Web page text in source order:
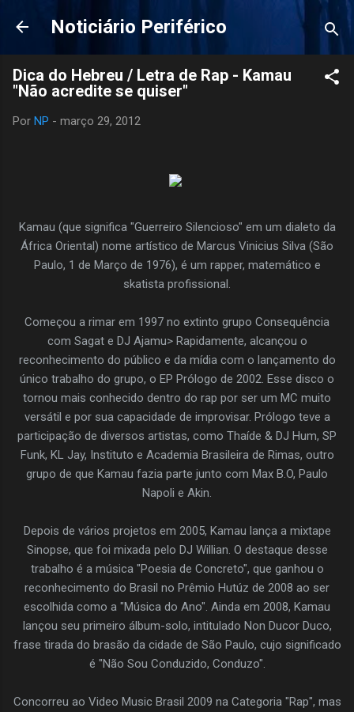
Pular para o conteúdo principal
Noticiário Periférico
Dica do Hebreu / Letra de Rap - Kamau
"Não acredite se quiser"
Por NP - março 29, 2012
Kamau (que significa "Guerreiro Silencioso" em um dialeto da
África Oriental) nome artístico de Marcus Vinicius Silva (São
Paulo, 1 de Março de 1976), é um rapper, matemático e
skatista profissional.
Começou a rimar em 1997 no extinto grupo Consequência
com Sagat e DJ Ajamu> Rapidamente, alcançou o
reconhecimento do público e da mídia com o lançamento do
único trabalho do grupo, o EP Prólogo de 2002. Esse disco o
tornou mais conhecido dentro do rap por ser um MC muito
versátil e por sua capacidade de improvisar. Prólogo teve a
participação de diversos artistas, como Thaíde & DJ Hum, SP
Funk, KL Jay, Instituto e Academia Brasileira de Rimas, outro
grupo de que Kamau fazia parte junto com Max B.O, Paulo
Napoli e Akin.
Depois de vários projetos em 2005, Kamau lança a mixtape
Sinopse, que foi mixada pelo DJ Willian. O destaque desse
trabalho é a música "Poesia de Concreto", que ganhou o
reconhecimento do Brasil no Prêmio Hutúz de 2008 ao ser
escolhida como a "Música do Ano". Ainda em 2008, Kamau
lançou seu primeiro álbum-solo, intitulado Non Ducor Duco,
frase tirada do brasão da cidade de São Paulo, cujo significado
é "Não Sou Conduzido, Conduzo".
Concorreu ao Video Music Brasil 2009 na Categoria "Rap", mas